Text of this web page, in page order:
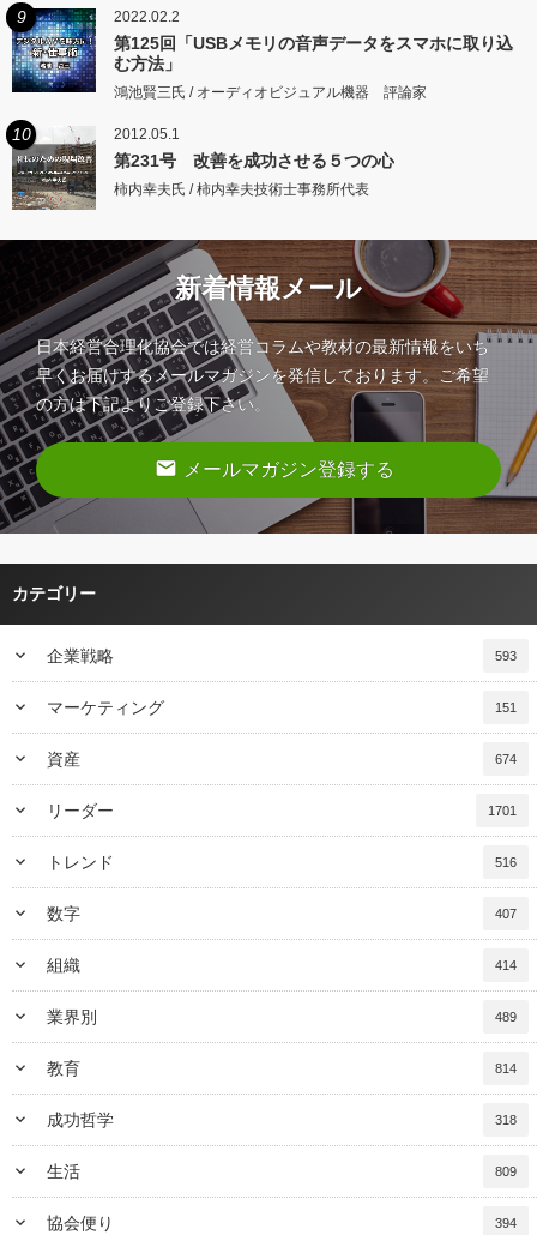
9 2022.02.2
第125回「USBメモリの音声データをスマホに取り込
む方法」
鴻池賢三氏 / オーディオビジュアル機器 評論家
10 2012.05.1
第231号 改善を成功させる５つの心
柿内幸夫氏 / 柿内幸夫技術士事務所代表
新着情報メール
日本経営合理化協会では経営コラムや教材の最新情報をいち
早くお届けするメールマガジンを発信しております。ご希望
の方は下記よりご登録下さい。
email メールマガジン登録する
カテゴリー
keyboard_arrow_down 企業戦略 593
keyboard_arrow_down マーケティング 151
keyboard_arrow_down 資産 674
keyboard_arrow_down リーダー 1701
keyboard_arrow_down トレンド 516
keyboard_arrow_down 数字 407
keyboard_arrow_down 組織 414
keyboard_arrow_down 業界別 489
keyboard_arrow_down 教育 814
keyboard_arrow_down 成功哲学 318
keyboard_arrow_down 生活 809
keyboard_arrow_down 協会便り 394